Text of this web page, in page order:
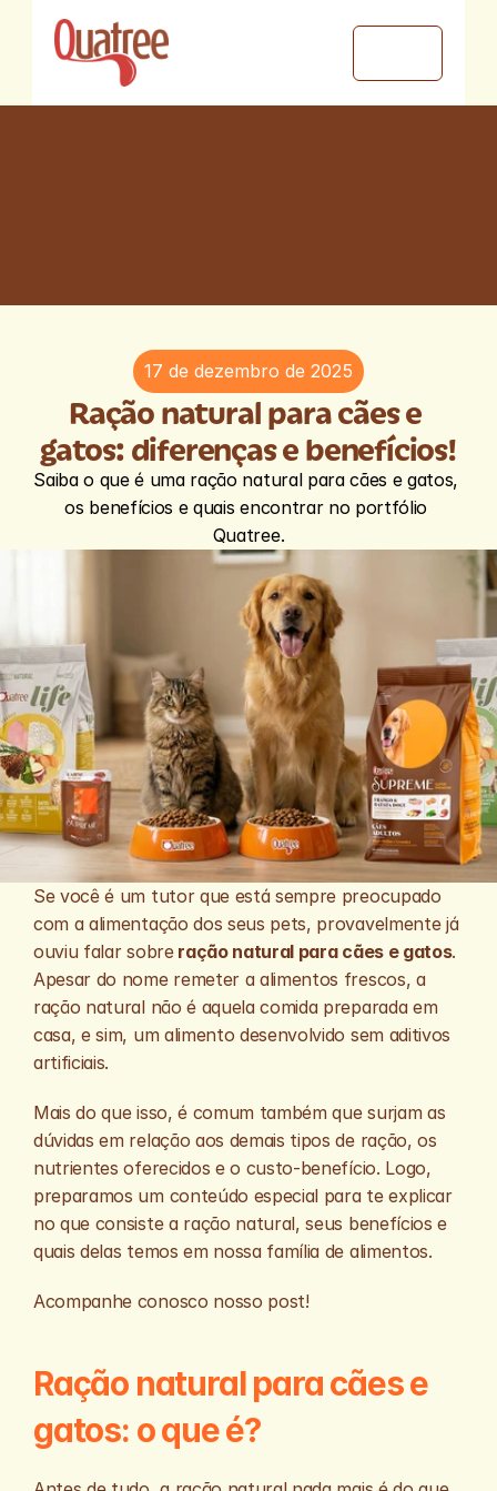
Porque cuidar também é
compartilhar conhecimento.
17 de dezembro de 2025
Ração natural para cães e
gatos: diferenças e benefícios!
Saiba o que é uma ração natural para cães e gatos,
os benefícios e quais encontrar no portfólio
Quatree.
Se você é um tutor que está sempre preocupado
com a alimentação dos seus pets, provavelmente já
ouviu falar sobre ração natural para cães e gatos.
Apesar do nome remeter a alimentos frescos, a
ração natural não é aquela comida preparada em
casa, e sim, um alimento desenvolvido sem aditivos
artificiais.
Mais do que isso, é comum também que surjam as
dúvidas em relação aos demais tipos de ração, os
nutrientes oferecidos e o custo-benefício. Logo,
preparamos um conteúdo especial para te explicar
no que consiste a ração natural, seus benefícios e
quais delas temos em nossa família de alimentos.
Acompanhe conosco nosso post!
Ração natural para cães e
gatos: o que é?